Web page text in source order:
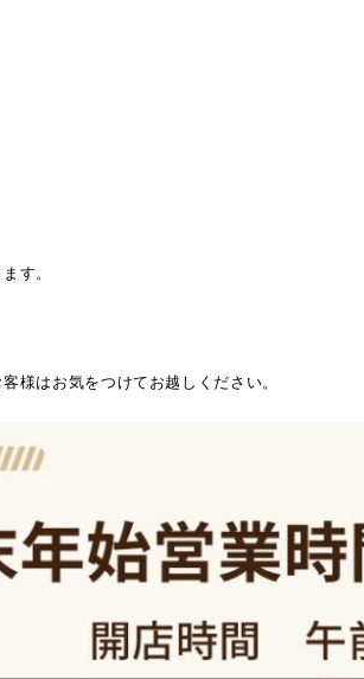
す。
様はお気をつけてお越しください。